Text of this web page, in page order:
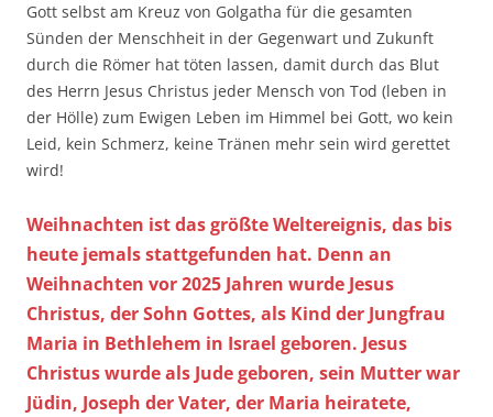
Gott selbst am Kreuz von Golgatha für die gesamten
Sünden der Menschheit in der Gegenwart und Zukunft
durch die Römer hat töten lassen, damit durch das Blut
des Herrn Jesus Christus jeder Mensch von Tod (leben in
der Hölle) zum Ewigen Leben im Himmel bei Gott, wo kein
Leid, kein Schmerz, keine Tränen mehr sein wird gerettet
wird!
Weihnachten ist das größte Weltereignis, das bis
heute jemals stattgefunden hat. Denn an
Weihnachten vor 2025 Jahren wurde Jesus
Christus, der Sohn Gottes, als Kind der Jungfrau
Maria in Bethlehem in Israel geboren. Jesus
Christus wurde als Jude geboren, sein Mutter war
Jüdin, Joseph der Vater, der Maria heiratete,